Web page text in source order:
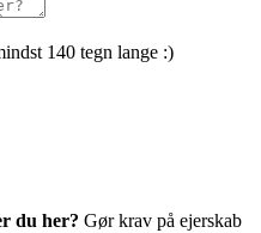
140 tegn lange :)
du her? Gør krav på ejerskab